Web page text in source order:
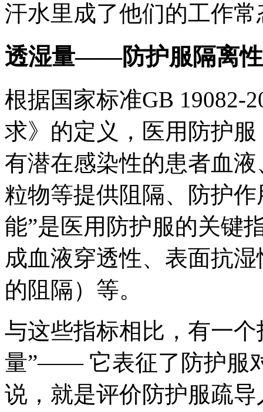
汗水里成了他们的工作常
透湿量——防护服隔离
根据国家标准GB 19082-
求》的定义，医用防护
有潜在感染性的患者血
粒物等提供阻隔、防护
能”是医用防护服的关键
成血液穿透性、表面抗
的阻隔）等。
与这些指标相比，有一
量”—— 它表征了防护服
说，就是评价防护服疏